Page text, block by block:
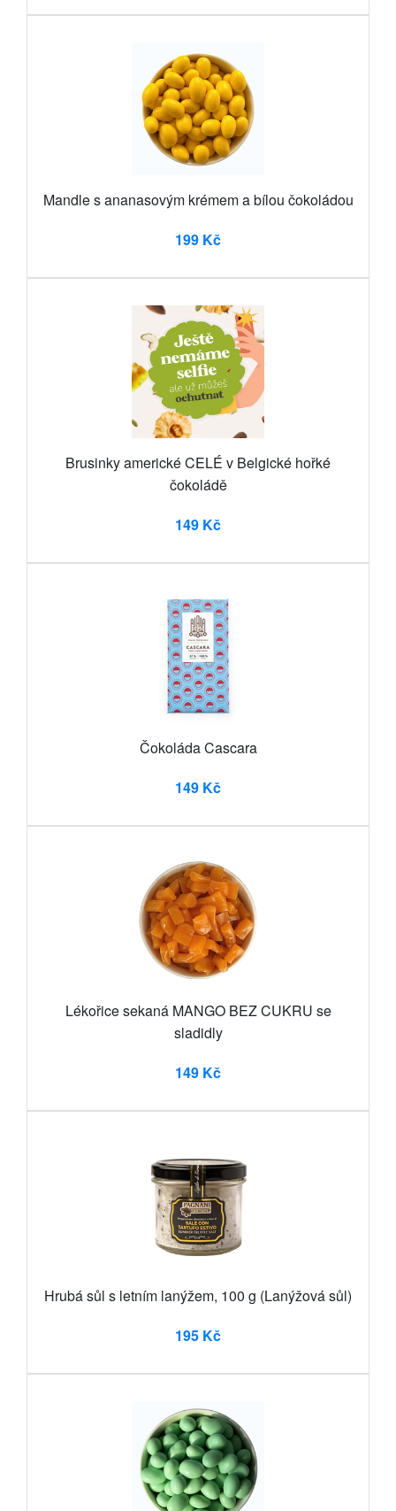
Mandle s ananasovým krémem a bílou čokoládou
199 Kč
Brusinky americké CELÉ v Belgické hořké
čokoládě
149 Kč
Čokoláda Cascara
149 Kč
Lékořice sekaná MANGO BEZ CUKRU se
sladidly
149 Kč
Hrubá sůl s letním lanýžem, 100 g (Lanýžová sůl)
195 Kč